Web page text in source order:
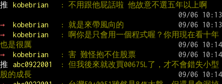
推
kobebrian : 不用跟他屁話啦 他故意不選五年以上啊
→ kobebrian
: 就是來帶風向的
→
kobebrian
: 啊你是只會用一個程式喔？你用現在看十年
也是很厲
→
kobebrian
: 害 難怪抱不住股票
推
abc0922001
: 但我後來就改買00675L了，才不會錯失小型
股的成長